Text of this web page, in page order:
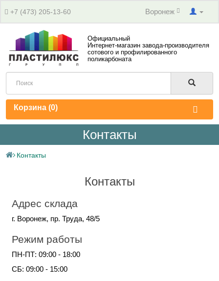
+7 (473) 205-13-60 Воронеж
Официальный
Интернет-магазин завода-производителя
сотового и профилированного
поликарбоната
Корзина (0)
Контакты
Контакты
Контакты
Адрес склада
г. Воронеж, пр. Труда, 48/5
Режим работы
ПН-ПТ: 09:00 - 18:00
СБ: 09:00 - 15:00